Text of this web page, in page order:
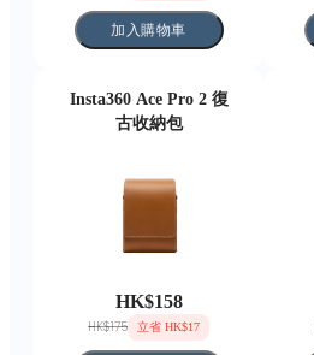
加入購物車
Insta360 Ace Pro 2 復
古收納包
HK$158
立省 HK$17
HK$175